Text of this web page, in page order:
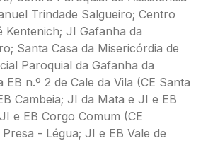
Trindade Salgueiro; Centro
Kentenich; JI Gafanha da
Santa Casa da Misericórdia de
Paroquial da Gafanha da
n.º 2 de Cale da Vila (CE Santa
Cambeia; JI da Mata e JI e EB
e EB Corgo Comum (CE
- Légua; JI e EB Vale de